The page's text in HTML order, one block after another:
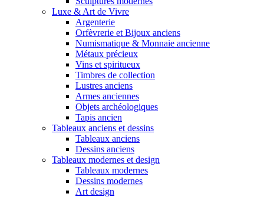
Luxe & Art de Vivre
Argenterie
Orfèvrerie et Bijoux anciens
Numismatique & Monnaie ancienne
Métaux précieux
Vins et spiritueux
Timbres de collection
Lustres anciens
Armes anciennes
Objets archéologiques
Tapis ancien
Tableaux anciens et dessins
Tableaux anciens
Dessins anciens
Tableaux modernes et design
Tableaux modernes
Dessins modernes
Art design